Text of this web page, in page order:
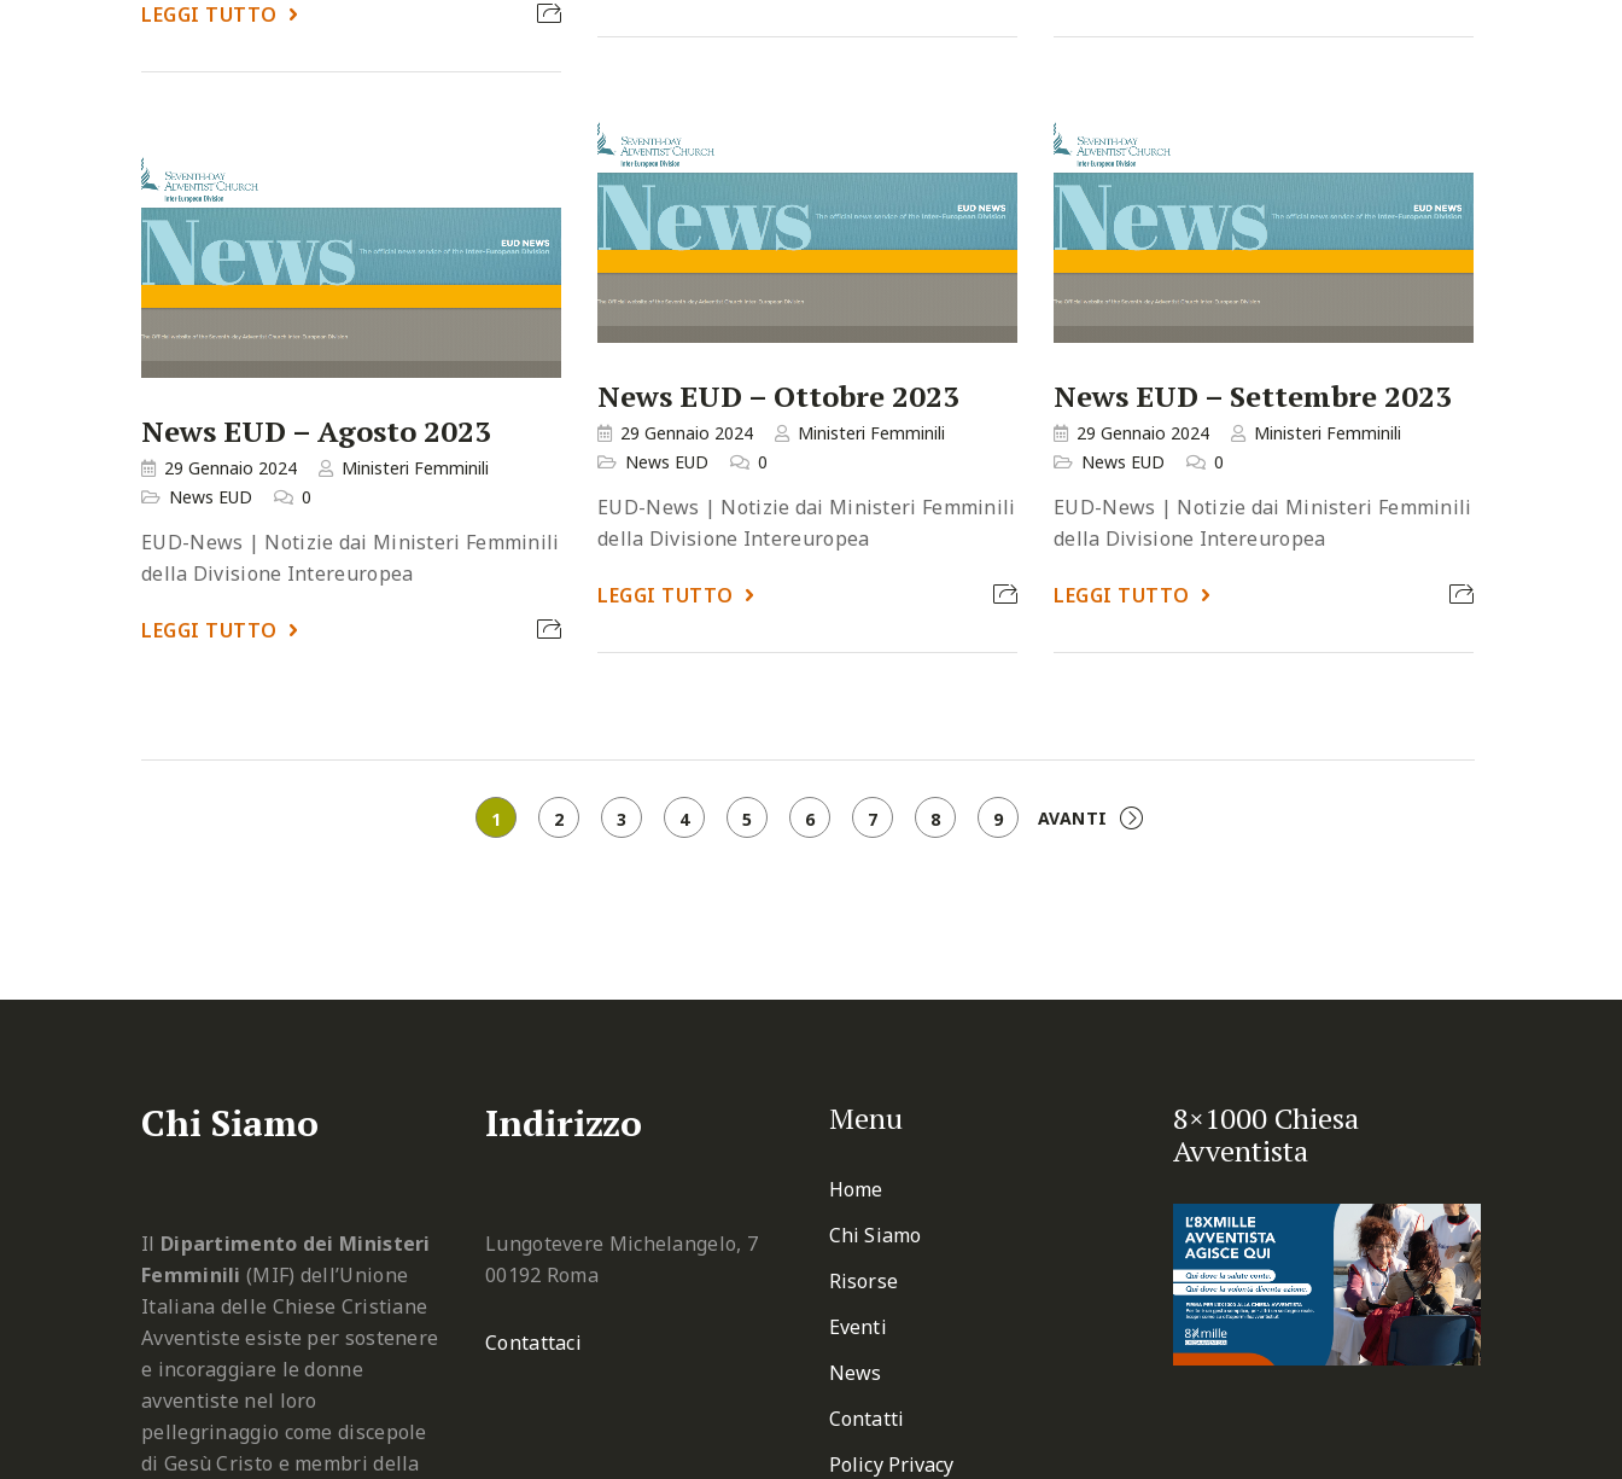
LEGGI TUTTO
News EUD – Ottobre 2023
29 Gennaio 2024
Ministeri Femminili
News EUD
0
EUD-News | Notizie dai Ministeri Femminili
della Divisione Intereuropea
LEGGI TUTTO
News EUD – Settembre 2023
29 Gennaio 2024
Ministeri Femminili
News EUD
0
EUD-News | Notizie dai Ministeri Femminili
della Divisione Intereuropea
LEGGI TUTTO
News EUD – Agosto 2023
29 Gennaio 2024
Ministeri Femminili
News EUD
0
EUD-News | Notizie dai Ministeri Femminili
della Divisione Intereuropea
LEGGI TUTTO
1 2 3 4 5 6 7 8 9 AVANTI
Chi Siamo
Il Dipartimento dei Ministeri
Femminili (MIF) dell’Unione
Italiana delle Chiese Cristiane
Avventiste esiste per sostenere
e incoraggiare le donne
avventiste nel loro
pellegrinaggio come discepole
di Gesù Cristo e membri della
Indirizzo
Lungotevere Michelangelo, 7
00192 Roma
Contattaci
Menu
Home
Chi Siamo
Risorse
Eventi
News
Contatti
Policy Privacy
8×1000 Chiesa
Avventista